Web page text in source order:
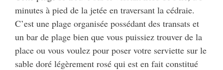
minutes à pied de la jetée en traversant la cédraie.
C’est une plage organisée possédant des transats et
un bar de plage bien que vous puissiez trouver de la
place ou vous voulez pour poser votre serviette sur le
sable doré légèrement rosé qui est en fait constitué